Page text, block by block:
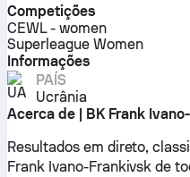
Competições
CEWL - women
Superleague Women
Informações
PAÍS
Ucrânia
Acerca de | BK Frank
Resultados em direto,
Frank Ivano-Frankivsk de